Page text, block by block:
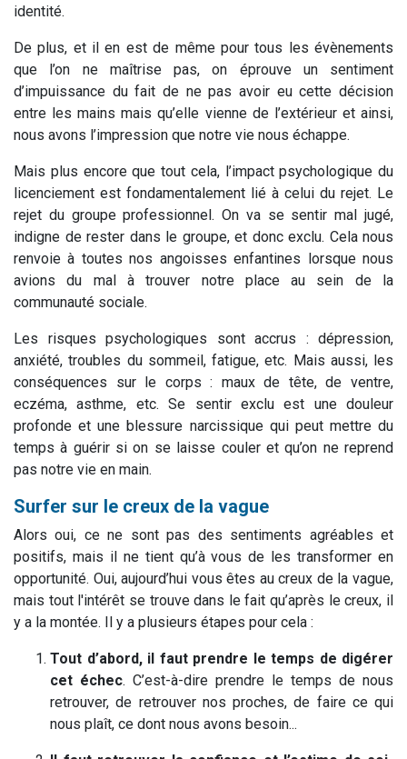
identité.
De plus, et il en est de même pour tous les évènements
que l’on ne maîtrise pas, on éprouve un sentiment
d’impuissance du fait de ne pas avoir eu cette décision
entre les mains mais qu’elle vienne de l’extérieur et ainsi,
nous avons l’impression que notre vie nous échappe.
Mais plus encore que tout cela, l’impact psychologique du
licenciement est fondamentalement lié à celui du rejet. Le
rejet du groupe professionnel. On va se sentir mal jugé,
indigne de rester dans le groupe, et donc exclu. Cela nous
renvoie à toutes nos angoisses enfantines lorsque nous
avions du mal à trouver notre place au sein de la
communauté sociale.
Les risques psychologiques sont accrus : dépression,
anxiété, troubles du sommeil, fatigue, etc. Mais aussi, les
conséquences sur le corps : maux de tête, de ventre,
eczéma, asthme, etc. Se sentir exclu est une douleur
profonde et une blessure narcissique qui peut mettre du
temps à guérir si on se laisse couler et qu’on ne reprend
pas notre vie en main.
Surfer sur le creux de la vague
Alors oui, ce ne sont pas des sentiments agréables et
positifs, mais il ne tient qu’à vous de les transformer en
opportunité. Oui, aujourd’hui vous êtes au creux de la vague,
mais tout l'intérêt se trouve dans le fait qu’après le creux, il
y a la montée. Il y a plusieurs étapes pour cela :
Tout d’abord, il faut prendre le temps de digérer
cet échec. C’est-à-dire prendre le temps de nous
retrouver, de retrouver nos proches, de faire ce qui
nous plaît, ce dont nous avons besoin...